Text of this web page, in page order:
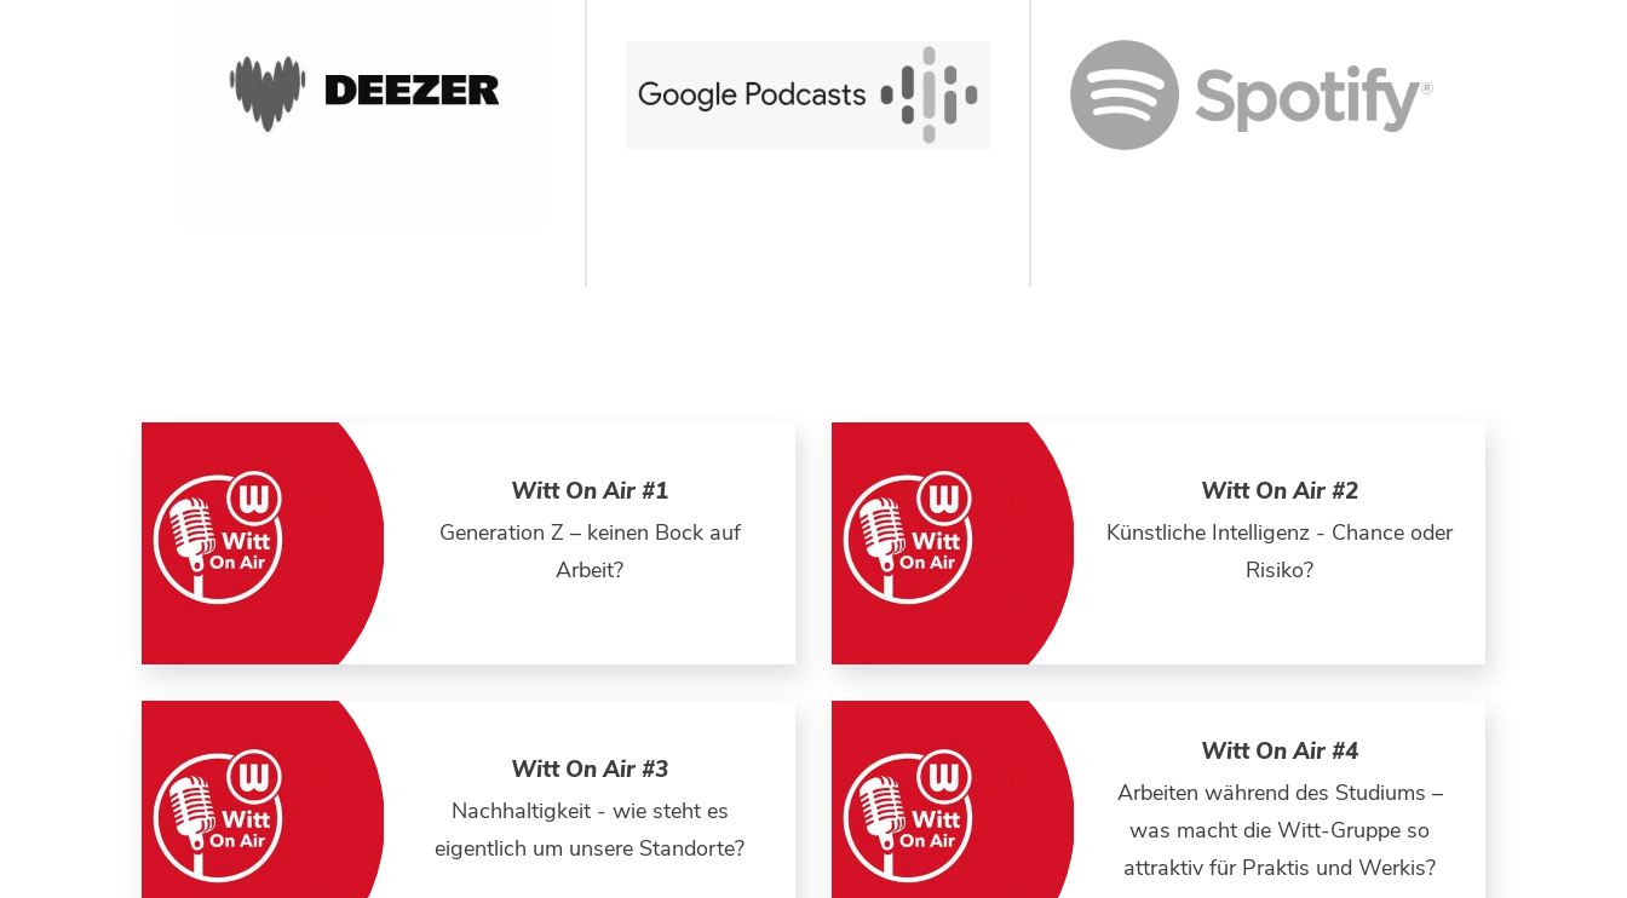
Witt On Air #1
Generation Z – keinen Bock auf
Arbeit?
Witt On Air #2
Künstliche Intelligenz - Chance oder
Risiko?
Witt On Air #3
Nachhaltigkeit - wie steht es
eigentlich um unsere Standorte?
Witt On Air #4
Arbeiten während des Studiums –
was macht die Witt-Gruppe so
attraktiv für Praktis und Werkis?